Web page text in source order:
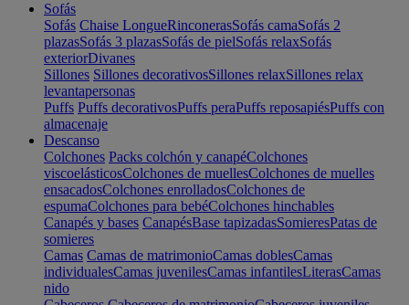
Sofás
Sofás Chaise LongueRinconerasSofás camaSofás 2
plazasSofás 3 plazasSofás de pielSofás relaxSofás
exteriorDivanes
Sillones Sillones decorativosSillones relaxSillones relax
levantapersonas
Puffs Puffs decorativosPuffs peraPuffs reposapiésPuffs con
almacenaje
Descanso
Colchones Packs colchón y canapéColchones
viscoelásticosColchones de muellesColchones de muelles
ensacadosColchones enrolladosColchones de
espumaColchones para bebéColchones hinchables
Canapés y bases CanapésBase tapizadasSomieresPatas de
somieres
Camas Camas de matrimonioCamas doblesCamas
individualesCamas juvenilesCamas infantilesLiterasCamas
nido